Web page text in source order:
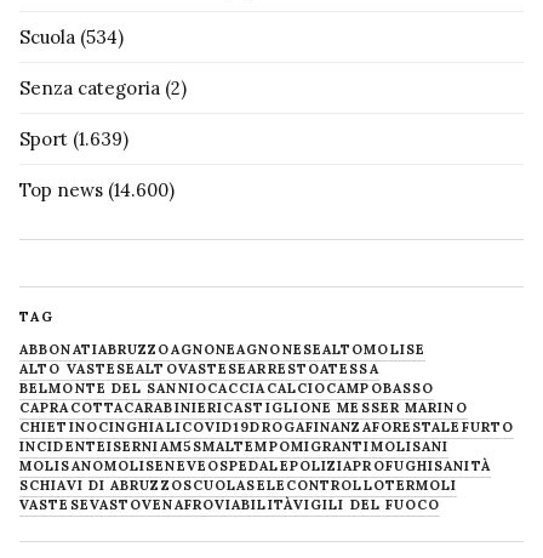
Scuola (534)
Senza categoria (2)
Sport (1.639)
Top news (14.600)
TAG
ABBONATIABRUZZOAGNONEAGNONESEALTOMOLISE
ALTO VASTESEALTOVASTESEARRESTOATESSA
BELMONTE DEL SANNIOCACCIACALCIOCAMPOBASSO
CAPRACOTTACARABINIERICASTIGLIONE MESSER MARINO
CHIETINOCINGHIALICOVID19DROGAFINANZAFORESTALE FURTO
INCIDENTEISERNIAM5SMALTEMPOMIGRANTIMOLISANI
MOLISANOMOLISENEVE OSPEDALEPOLIZIAPROFUGHISANITÀ
SCHIAVI DI ABRUZZOSCUOLASELECONTROLLOTERMOLI
VASTESEVASTOVENAFROVIABILITÀVIGILI DEL FUOCO